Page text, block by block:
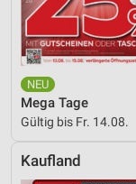
Mega Tage
Gültig bis Fr. 14.08.
Kaufland